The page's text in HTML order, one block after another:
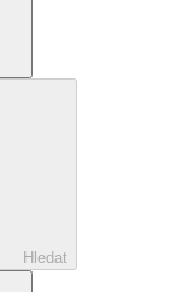
Hledat